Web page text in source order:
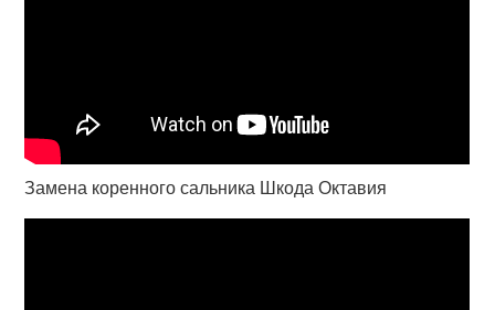
Замена коренного сальника Шкода Октавия